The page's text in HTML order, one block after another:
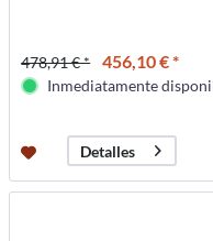
478,91 € * 456,10 € *
Inmediatamente
Detalles